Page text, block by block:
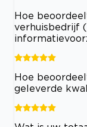
Hoe
verhuisbedrijf
Hoe
geleverde